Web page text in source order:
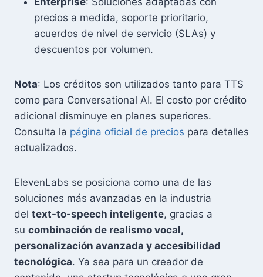
precios a medida, soporte prioritario,
acuerdos de nivel de servicio (SLAs) y
descuentos por volumen.
Nota: Los créditos son utilizados tanto para TTS
como para Conversational AI. El costo por crédito
adicional disminuye en planes superiores.
Consulta la página oficial de precios para detalles
actualizados.
ElevenLabs se posiciona como una de las
soluciones más avanzadas en la industria
del text-to-speech inteligente, gracias a
su combinación de realismo vocal,
personalización avanzada y accesibilidad
tecnológica. Ya sea para un creador de